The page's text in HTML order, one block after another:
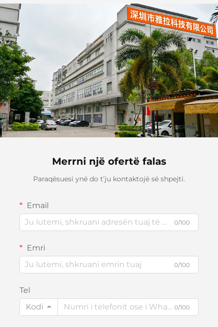
me USB-C
Merrni një ofertë falas
Paraqësuesi ynë do t’ju kontaktojë së shpejti.
Email
0/100
Emri
0/100
Tel
Kodi
0/100